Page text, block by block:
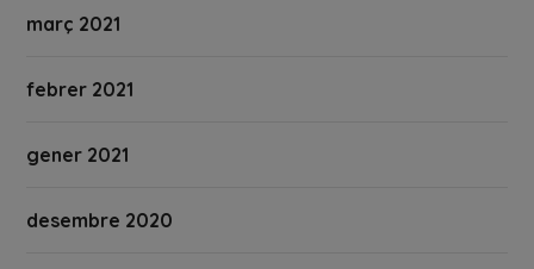
març 2021
febrer 2021
gener 2021
desembre 2020